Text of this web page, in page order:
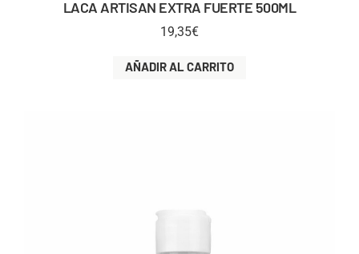
LACA ARTISAN EXTRA FUERTE 500ML
19,35€
AÑADIR AL CARRITO